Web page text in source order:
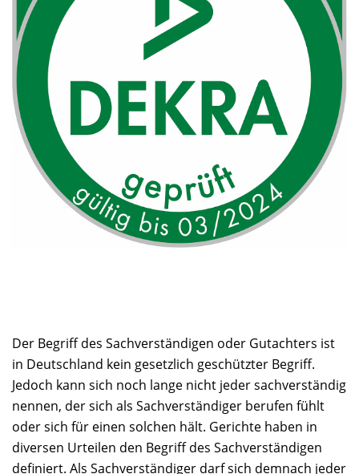
Der Begriff des Sachverständigen oder Gutachters ist
in Deutschland kein gesetzlich geschützter Begriff.
Jedoch kann sich noch lange nicht jeder sachverständig
nennen, der sich als Sachverständiger berufen fühlt
oder sich für einen solchen hält. Gerichte haben in
diversen Urteilen den Begriff des Sachverständigen
definiert. Als Sachverständiger darf sich demnach jeder